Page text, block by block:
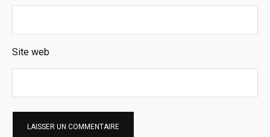
Site web